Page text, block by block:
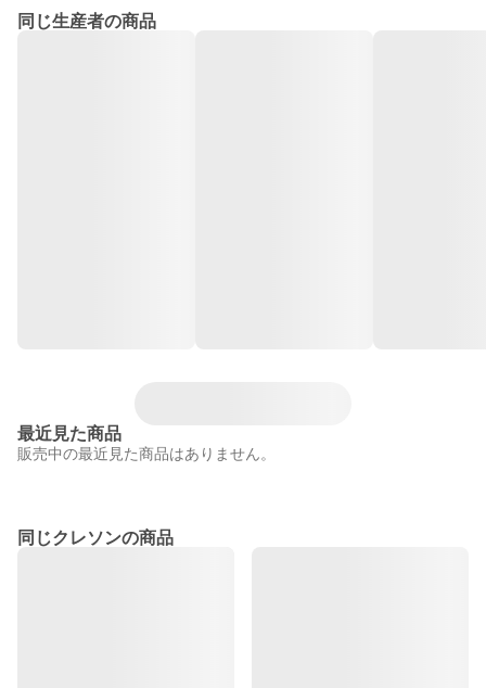
同じ生産者の商品
最近見た商品
販売中の最近見た商品はありません。
同じクレソンの商品